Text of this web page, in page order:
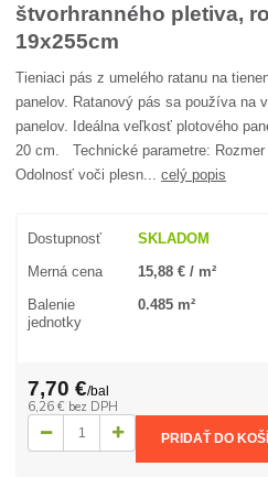
štvorhranného pletiva,
19x255cm
Tieniaci pás z umelého ratanu na
panelov. Ratanový pás sa používa na
panelov. Ideálna veľkosť plotového
20 cm. Technické parametre:
Odolnosť voči plesn...celý popis
Dostupnosť SKLADOM
Merná cena 15,88 € / m²
Balenie
jednotky
0.485 m²
7,70 €/bal
6,26 € bez DPH
PRIDAŤ DO